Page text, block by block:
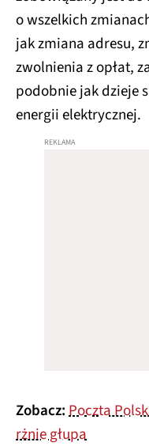
o wszelkich
jak zmiana adresu,
zwolnienia z opłat,
podobnie jak dzieje
energii elektrycznej.
Zobacz:Poczta
rżnie głupa